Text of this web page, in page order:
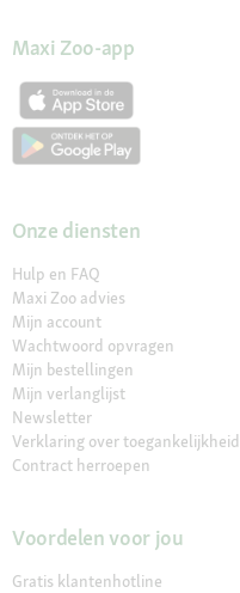
Maxi Zoo-app
Onze diensten
Hulp en FAQ
Maxi Zoo advies
Mijn account
Wachtwoord opvragen
Mijn bestellingen
Mijn verlanglijst
Newsletter
Verklaring over toegankelijkheid
Contract herroepen
Voordelen voor jou
Gratis klantenhotline